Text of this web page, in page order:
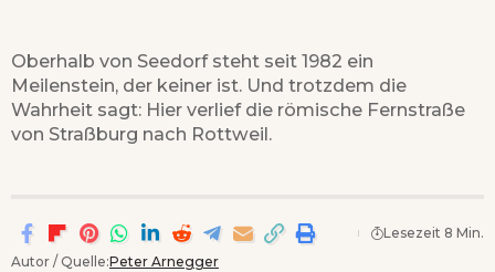
Oberhalb von Seedorf steht seit 1982 ein
Meilenstein, der keiner ist. Und trotzdem die
Wahrheit sagt: Hier verlief die römische Fernstraße
von Straßburg nach Rottweil.
Autor / Quelle:Peter Arnegger
Lesezeit 8 Min.